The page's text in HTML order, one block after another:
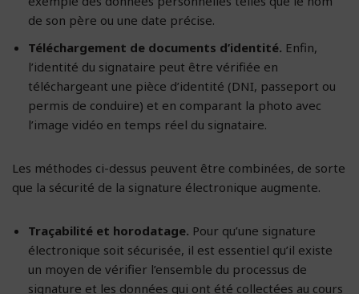
de son père ou une date précise.
Téléchargement de documents d’identité. Enfin,
l’identité du signataire peut être vérifiée en
téléchargeant une pièce d’identité (DNI, passeport ou
permis de conduire) et en comparant la photo avec
l’image vidéo en temps réel du signataire.
Les méthodes ci-dessus peuvent être combinées, de sorte
que la sécurité de la signature électronique augmente.
Traçabilité et horodatage. Pour qu’une signature
électronique soit sécurisée, il est essentiel qu’il existe
un moyen de vérifier l’ensemble du processus de
signature et les données qui ont été collectées au cours